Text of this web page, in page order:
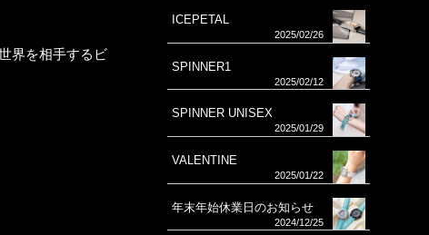
界を相手するビ
ICEPETAL
2025/02/26
SPINNER1
2025/02/12
SPINNER UNISEX
2025/01/29
VALENTINE
2025/01/22
年末年始休業日のお知らせ
2024/12/25